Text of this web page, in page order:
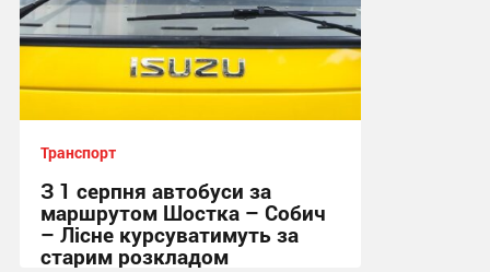
Транспорт
З 1 серпня автобуси за
маршрутом Шостка – Собич
– Лісне курсуватимуть за
старим розкладом